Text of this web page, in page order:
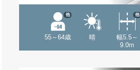
55～64歳
他
晴
幅5.5～
9.0m
他